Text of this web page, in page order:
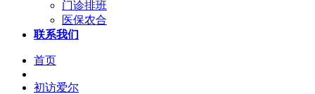
门诊排班
医保农合
联系我们
首页
初访爱尔